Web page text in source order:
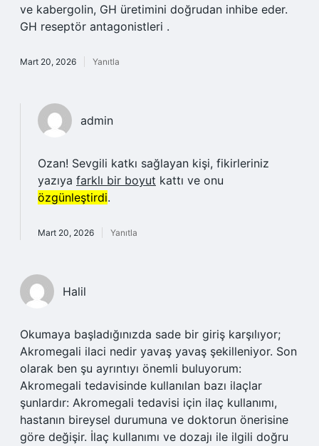
ve kabergolin, GH üretimini doğrudan inhibe eder.
GH reseptör antagonistleri .
Mart 20, 2026 Yanıtla
admin
Ozan! Sevgili katkı sağlayan kişi, fikirleriniz
yazıya farklı bir boyut kattı ve onu
özgünleştirdi.
Mart 20, 2026 Yanıtla
Halil
Okumaya başladığınızda sade bir giriş karşılıyor;
Akromegali ilaci nedir yavaş yavaş şekilleniyor. Son
olarak ben şu ayrıntıyı önemli buluyorum:
Akromegali tedavisinde kullanılan bazı ilaçlar
şunlardır: Akromegali tedavisi için ilaç kullanımı,
hastanın bireysel durumuna ve doktorun önerisine
göre değişir. İlaç kullanımı ve dozajı ile ilgili doğru